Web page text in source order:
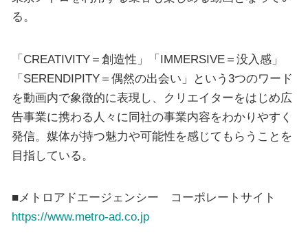
る。
「CREATIVITY＝創造性」「IMMERSIVE＝没入感」
「SERENDIPITY＝偶然の出会い」という3つのワード
を動画内で象徴的に表現し、クリエイターをはじめ広
告事業に携わる人々に同社の事業内容をわかりやすく
発信。媒体が持つ魅力や可能性を感じてもらうことを
目指している。
■メトロアドエージェンシー コーポレートサイト
https://www.metro-ad.co.jp